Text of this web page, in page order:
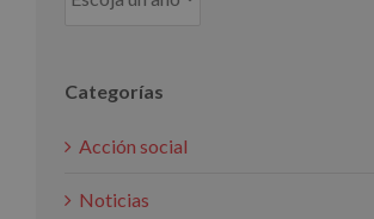
Categorías
Acción social
Noticias